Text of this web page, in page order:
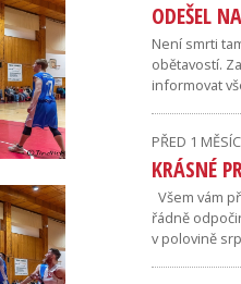
ODEŠEL
Není smrti
obětavostí.
informovat
PŘED 1
KRÁSNÉ
Všem vám
řádně
v polovině